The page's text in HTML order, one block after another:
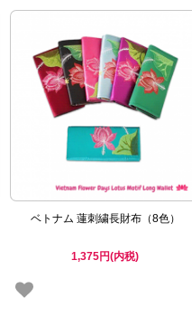
ベトナム 蓮刺繍長財布（8色）
1,375円(内税)